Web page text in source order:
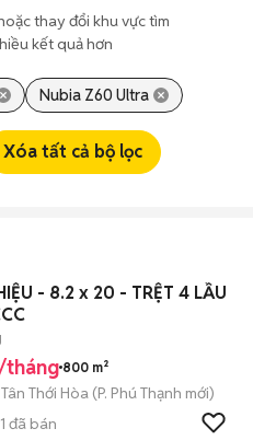
thay đổi khu vực tìm
kết quả hơn
Nubia Z60 Ultra
Xóa tất cả bộ lọc
- 8.2 x 20 - TRỆT 4 LẦU
800 m²
Thới Hòa (P. Phú Thạnh mới)
1 đã bán